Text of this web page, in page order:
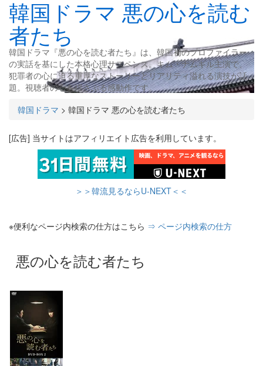
韓国ドラマ 悪の心を読む
者たち
韓国ドラマ『悪の心を読む者たち』は、韓国初のプロファイラー
の実話を基にした本格心理サスペンス。キム・ナムギル主演で、
犯罪者の心に迫る重厚なストーリーとリアリティ溢れる演技が話
題。視聴者の心を揺さぶる感動作です。
韓国ドラマ > 韓国ドラマ 悪の心を読む者たち
[広告] 当サイトはアフィリエイト広告を利用しています。
＞＞韓流見るならU-NEXT＜＜
※便利なページ内検索の仕方はこちら ⇒ ページ内検索の仕方
悪の心を読む者たち